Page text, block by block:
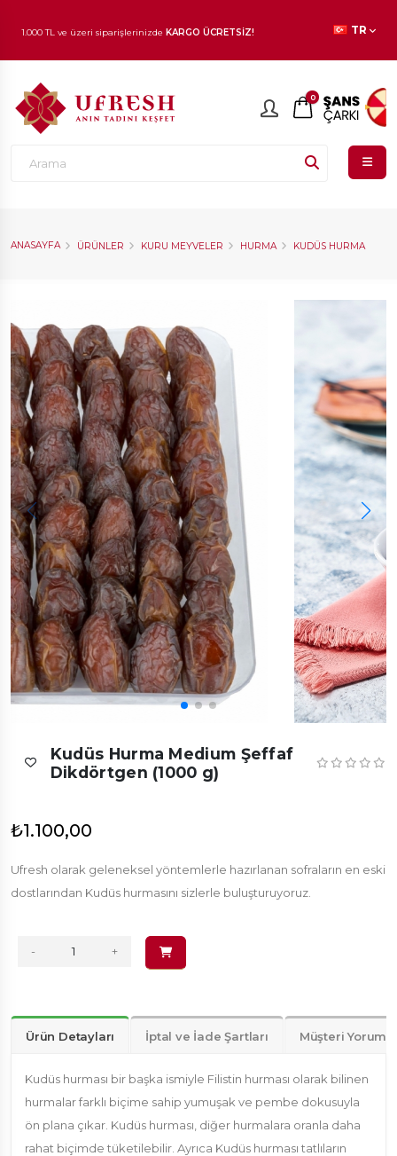
1.000 TL ve üzeri siparişlerinizde KARGO ÜCRETSİZ!
En beğenilen ürünlerdeİNDİRİMfırsatı!
TR
0
ANASAYFA ÜRÜNLER KURU MEYVELER HURMA KUDÜS HURMA
Kudüs Hurma Medium Şeffaf
Dikdörtgen (1000 g)
₺1.100,00
Ufresh olarak geleneksel yöntemlerle hazırlanan sofraların en eski
dostlarından Kudüs hurmasını sizlerle buluşturuyoruz.
- +
Ürün Detayları İptal ve İade Şartları Müşteri
Kudüs hurması bir başka ismiyle Filistin hurması olarak bilinen
hurmalar farklı biçime sahip yumuşak ve pembe dokusuyla
ön plana çıkar. Kudüs hurması, diğer hurmalara oranla daha
rahat biçimde tüketilebilir. Ayrıca Kudüs hurması tatlıların